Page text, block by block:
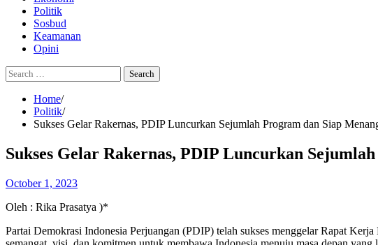
Politik
Sosbud
Keamanan
Opini
Search
for:
Home
Politik
Sukses Gelar Rakernas, PDIP Luncurkan Sejumlah Program dan Siap
Sukses Gelar Rakernas, PDIP Luncurkan
October 1, 2023
Oleh : Rika Prasatya )*
Partai Demokrasi Indonesia Perjuangan (PDIP) telah sukses menggelar Rapat